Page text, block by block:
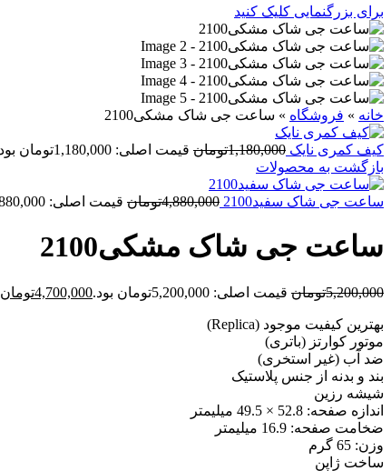
برای بزرگنمایی کلیک کنید
خانه » فروشگاه » ساعت جی شاک مشکی2100
کیف کمری نایک 1,180,000تومان قیمت اصلی: 1,180,000تومان بود.
بازگشت به محصولات
ساعت جی شاک سفید2100 4,880,000تومان قیمت اصلی: 4,880,000تومان بود.
ساعت جی شاک مشکی2100
5,200,000تومان قیمت اصلی: 5,200,000تومان بود. 4,700,000تومان
بهترین کیفیت موجود (Replica)
موتور کوارتز (باتری)
ضد آب (غیر استخری)
بند و بدنه از جنس پلاستیک
شیشه رزین
اندازه صفحه: 52.8 × 49.5
میلیمتر
ضخامت صفحه: 16.9 میلیمتر
وزن: 65 گرم
ساخت ژاپن